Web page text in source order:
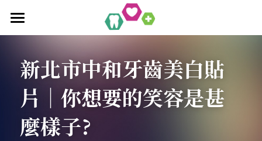
Home
關於均潔
品牌緣起
設備環境
全瓷美白貼片
數位微笑設計
新北市中和牙齒美白貼
片│你想要的笑容是甚
麼樣子?